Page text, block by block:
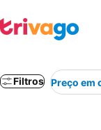
Filtros Preço em